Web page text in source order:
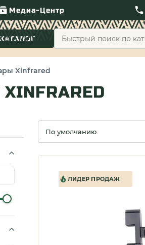
Медиа-Центр
КАТАЛОГ
Xinfrared
Сортировка
ЛИДЕР ПРОДАЖ